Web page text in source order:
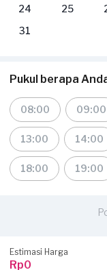
24
25
31
Pukul berapa
08:00 09:00
13:00 14:00
18:00 19:00
Estimasi Harga
Rp0